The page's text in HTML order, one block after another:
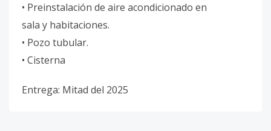
• Preinstalación de aire acondicionado en
sala y habitaciones.
• Pozo tubular.
• Cisterna
Entrega: Mitad del 2025